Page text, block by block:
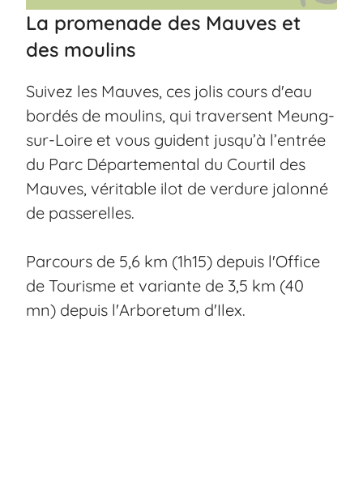
La promenade des Mauves et
des moulins
Suivez les Mauves, ces jolis cours d'eau
bordés de moulins, qui traversent Meung-
sur-Loire et vous guident jusqu’à l’entrée
du Parc Départemental du Courtil des
Mauves, véritable ilot de verdure jalonné
de passerelles.
Parcours de 5,6 km (1h15) depuis l'Office
de Tourisme et variante de 3,5 km (40
mn) depuis l'Arboretum d'Ilex.